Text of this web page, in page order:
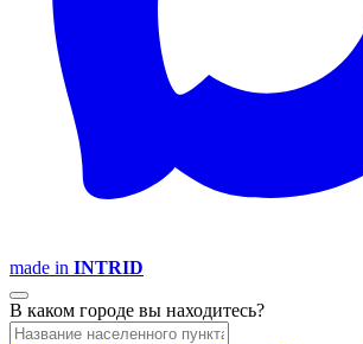
made in INTRID
В каком городе вы находитесь?